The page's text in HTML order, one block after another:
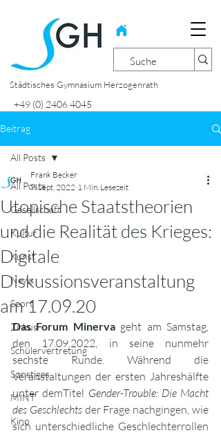
Städtisches Gymnasium Herzogenrath
+49 (0) 2406 4045
Beitrag
All Posts
Gesellschaft
Kultur
Kunst
News
Sport
Zirkus
Schülervertretung
Sonstiges
MINT
Kino
All Posts
Utopische Staatstheorien
und die Realität des Krieges:
Digitale
Diskussionsveranstaltung
am 17.09.20
Frank Becker
9. Sept. 2022 1 Min. Lesezeit
Das Forum Minerva geht am Samstag,
den 17.09.2022, in seine nunmehr
sechste Runde. Während die
Veranstaltungen der ersten Jahreshälfte
unter demTitel Gender-Trouble: Die Macht
des Geschlechts der Frage nachgingen, wie
sich unterschiedliche Geschlechterrollen